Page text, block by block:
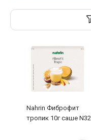
Nahrin Фиброфит
тропик 10г саше N32